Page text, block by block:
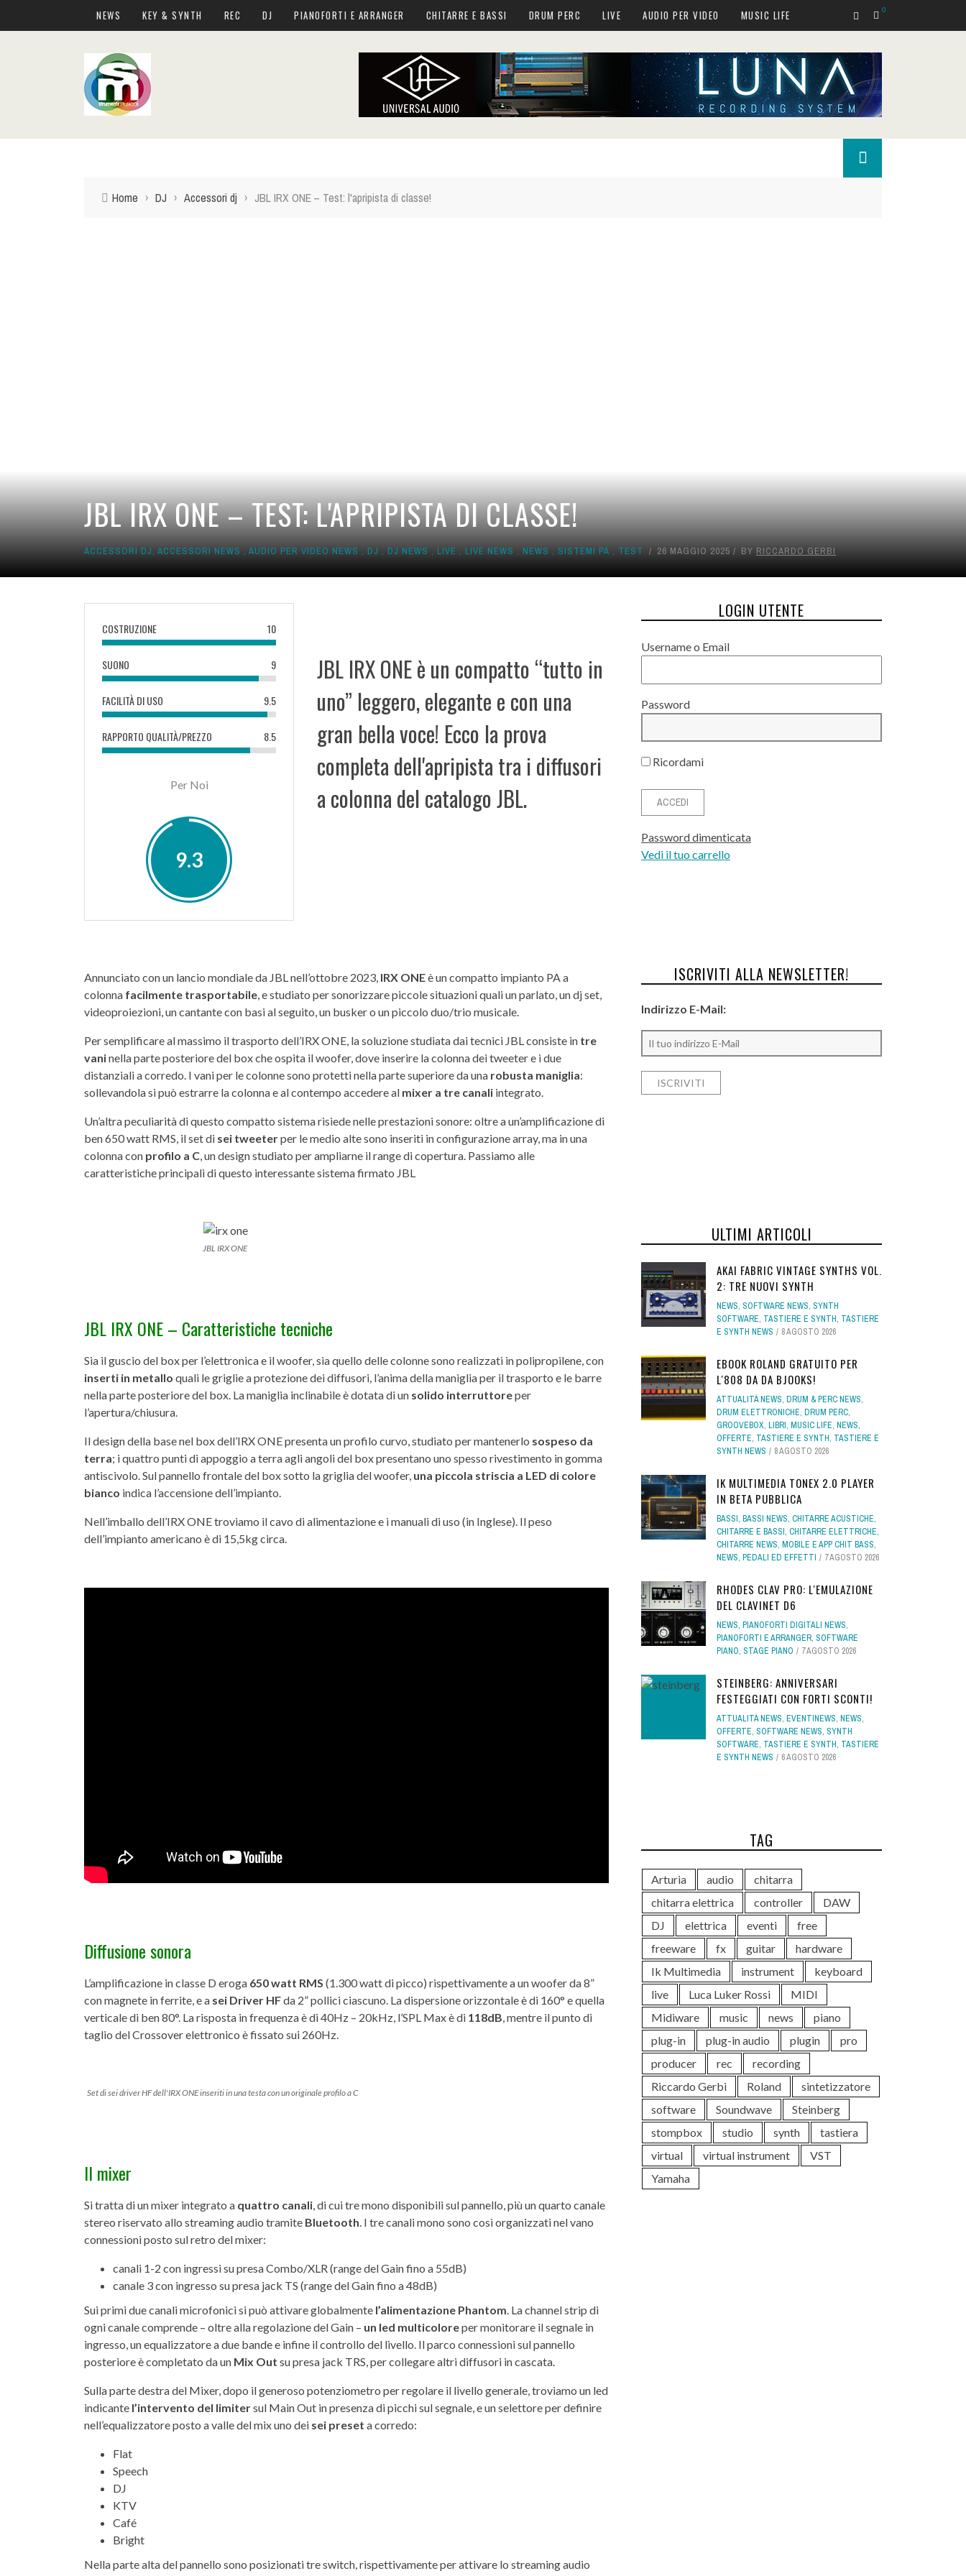
NEWS KEY & SYNTH REC DJ PIANOFORTI E ARRANGER CHITARRE E BASSI DRUM PERC LIVE AUDIO PER VIDEO MUSIC LIFE 0
Home › DJ › Accessori dj › JBL IRX ONE – Test: l'apripista di classe!
JBL IRX ONE – TEST: L'APRIPISTA DI CLASSE!
ACCESSORI DJ, ACCESSORI NEWS , AUDIO PER VIDEO NEWS , DJ , DJ NEWS , LIVE , LIVE NEWS , NEWS , SISTEMI PA , TEST 26 MAGGIO 2025 BY RICCARDO GERBI
COSTRUZIONE 10
SUONO 9
FACILITÀ DI USO 9.5
RAPPORTO QUALITÀ/PREZZO 8.5
Per Noi
9.3
JBL IRX ONE è un compatto “tutto in
uno” leggero, elegante e con una
gran bella voce! Ecco la prova
completa dell'apripista tra i diffusori
a colonna del catalogo JBL.
Annunciato con un lancio mondiale da JBL nell’ottobre 2023, IRX ONEè un compatto impianto PA a
colonna facilmente trasportabile, e studiato per sonorizzare piccole situazioni quali un parlato, un dj set,
videoproiezioni, un cantante con basi al seguito, un busker o un piccolo duo/trio musicale.
Per semplificare al massimo il trasporto dell’IRX ONE, la soluzione studiata dai tecnici JBL consiste in tre
vaninella parte posteriore del box che ospita il woofer, dove inserire la colonna dei tweeter e i due
distanziali a corredo. I vani per le colonne sono protetti nella parte superiore da una robusta maniglia:
sollevandola si può estrarre la colonna e al contempo accedere al mixer a tre canali integrato.
Un’altra peculiarità di questo compatto sistema risiede nelle prestazioni sonore: oltre a un’amplificazione di
ben 650 watt RMS, il set di sei tweeterper le medio alte sono inseriti in configurazione array, ma in una
colonna con profilo a C, un design studiato per ampliarne il range di copertura. Passiamo alle
caratteristiche principali di questo interessante sistema firmato JBL
JBL IRX ONE
JBL IRX ONE – Caratteristiche tecniche
Sia il guscio del box per l’elettronica e il woofer, sia quello delle colonne sono realizzati in polipropilene, con
inserti in metallo quali le griglie a protezione dei diffusori, l’anima della maniglia per il trasporto e le barre
nella parte posteriore del box. La maniglia inclinabile è dotata di un solido interruttoreper
l’apertura/chiusura.
Il design della base nel box dell’IRX ONE presenta un profilo curvo, studiato per mantenerlo sospeso da
terra; i quattro punti di appoggio a terra agli angoli del box presentano uno spesso rivestimento in gomma
antiscivolo. Sul pannello frontale del box sotto la griglia del woofer, una piccola striscia a LED di colore
bianco indica l’accensione dell’impianto.
Nell’imballo dell’IRX ONE troviamo il cavo di alimentazione e i manuali di uso (in Inglese). Il peso
dell’impianto americano è di 15,5kg circa.
Diffusione sonora
L’amplificazione in classe D eroga 650 watt RMS (1.300 watt di picco) rispettivamente a un woofer da 8”
con magnete in ferrite, e a sei Driver HFda 2” pollici ciascuno. La dispersione orizzontale è di 160° e quella
verticale di ben 80°. La risposta in frequenza è di 40Hz – 20kHz, l’SPL Max è di 118dB , mentre il punto di
taglio del Crossover elettronico è fissato sui 260Hz.
Set di sei driver HF dell'IRX ONE inseriti in una testa con un originale profilo a C
Il mixer
Si tratta di un mixer integrato a quattro canali , di cui tre mono disponibili sul pannello, più un quarto canale
stereo riservato allo streaming audio tramite Bluetooth . I tre canali mono sono così organizzati nel vano
connessioni posto sul retro del mixer:
canali 1-2 con ingressi su presa Combo/XLR (range del Gain fino a 55dB)
canale 3 con ingresso su presa jack TS (range del Gain fino a 48dB)
Sui primi due canali microfonici si può attivare globalmente l’alimentazione Phantom . La channel strip di
ogni canale comprende – oltre alla regolazione del Gain – un led multicoloreper monitorare il segnale in
ingresso, un equalizzatore a due bande e infine il controllo del livello. Il parco connessioni sul pannello
posteriore è completato da un Mix Out su presa jack TRS, per collegare altri diffusori in cascata.
Sulla parte destra del Mixer, dopo il generoso potenziometro per regolare il livello generale, troviamo un led
indicante l’intervento del limitersul Main Out in presenza di picchi sul segnale, e un selettore per definire
nell’equalizzatore posto a valle del mix uno dei sei preset a corredo:
Flat
Speech
DJ
KTV
Café
Bright
Nella parte alta del pannello sono posizionati tre switch, rispettivamente per attivare lo streaming audio
LOGIN UTENTE
Username o Email
Password
Ricordami
Password dimenticata
Vedi il tuo carrello
ISCRIVITI ALLA NEWSLETTER!
Indirizzo E-Mail:
ULTIMI ARTICOLI
AKAI FABRIC VINTAGE SYNTHS VOL.
2: TRE NUOVI SYNTH
NEWS, SOFTWARE NEWS, SYNTH
SOFTWARE, TASTIERE E SYNTH, TASTIERE
E SYNTH NEWS
8 AGOSTO 2026
EBOOK ROLAND GRATUITO PER
L'808 DA DA BJOOKS!
ATTUALITÀ NEWS, DRUM & PERC NEWS,
DRUM ELETTRONICHE, DRUM PERC,
GROOVEBOX, LIBRI, MUSIC LIFE, NEWS,
OFFERTE, TASTIERE E SYNTH, TASTIERE E
SYNTH NEWS
8 AGOSTO 2026
IK MULTIMEDIA TONEX 2.0 PLAYER
IN BETA PUBBLICA
BASSI, BASSI NEWS, CHITARRE ACUSTICHE,
CHITARRE E BASSI, CHITARRE ELETTRICHE,
CHITARRE NEWS, MOBILE E APP CHIT BASS,
NEWS, PEDALI ED EFFETTI 7 AGOSTO 2026
RHODES CLAV PRO: L'EMULAZIONE
DEL CLAVINET D6
NEWS, PIANOFORTI DIGITALI NEWS,
PIANOFORTI E ARRANGER, SOFTWARE
PIANO, STAGE PIANO 7 AGOSTO 2026
STEINBERG: ANNIVERSARI
FESTEGGIATI CON FORTI SCONTI!
ATTUALITÀ NEWS, EVENTINEWS, NEWS,
OFFERTE, SOFTWARE NEWS, SYNTH
SOFTWARE, TASTIERE E SYNTH, TASTIERE
E SYNTH NEWS
6 AGOSTO 2026
TAG
Arturia audio
chitarra
chitarra elettrica
controller
DAW
DJ
elettrica eventi
free
freeware
fx guitar
hardware
Ik Multimedia
instrument
keyboard
live
Luca Luker Rossi
MIDI
Midiware
music news
piano
plug-in
plug-in audio plugin
pro
producer
rec
recording
Riccardo Gerbi
Roland
sintetizzatore
software
Soundwave
Steinberg
stompbox
studio synth
tastiera
virtual
virtual instrument
VST
Yamaha